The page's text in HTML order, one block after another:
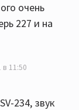
очень
227 и на
в 11:50
234, звук